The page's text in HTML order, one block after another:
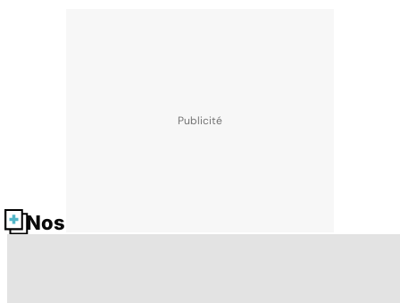
Nos fiches santé